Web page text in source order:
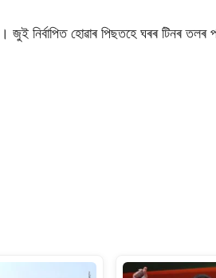
নিৰ্বাপিত হোৱাৰ পিছতহে ঘৰৰ টিনৰ তলৰ